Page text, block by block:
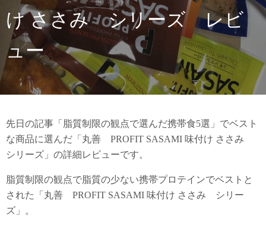
け ささみ シリーズ レビ
ュー
先日の記事「脂質制限の観点で選んだ携帯食5選」でベスト
な商品に選んだ「丸善 PROFIT SASAMI 味付け ささみ
シリーズ」の詳細レビューです。
脂質制限の観点で脂質の少ない携帯プロテインでベストと
された「丸善 PROFIT SASAMI 味付け ささみ シリー
ズ」。